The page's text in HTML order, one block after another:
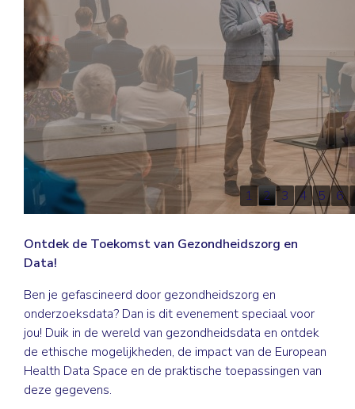
1 2 3 4 5 6
Ontdek de Toekomst van Gezondheidszorg en
Data!
Ben je gefascineerd door gezondheidszorg en
onderzoeksdata? Dan is dit evenement speciaal voor
jou! Duik in de wereld van gezondheidsdata en ontdek
de ethische mogelijkheden, de impact van de European
Health Data Space en de praktische toepassingen van
deze gegevens.